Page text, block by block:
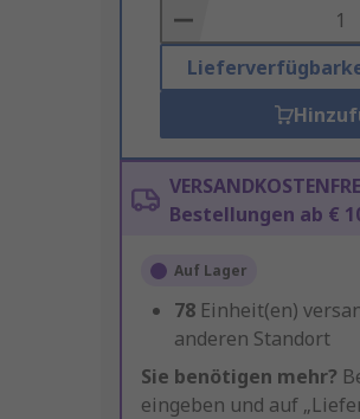
Basket
Bestellungen ab €
Auf Lager
78 Einheit(en)
anderen Standort
Sie benötigen mehr?
eingeben und auf